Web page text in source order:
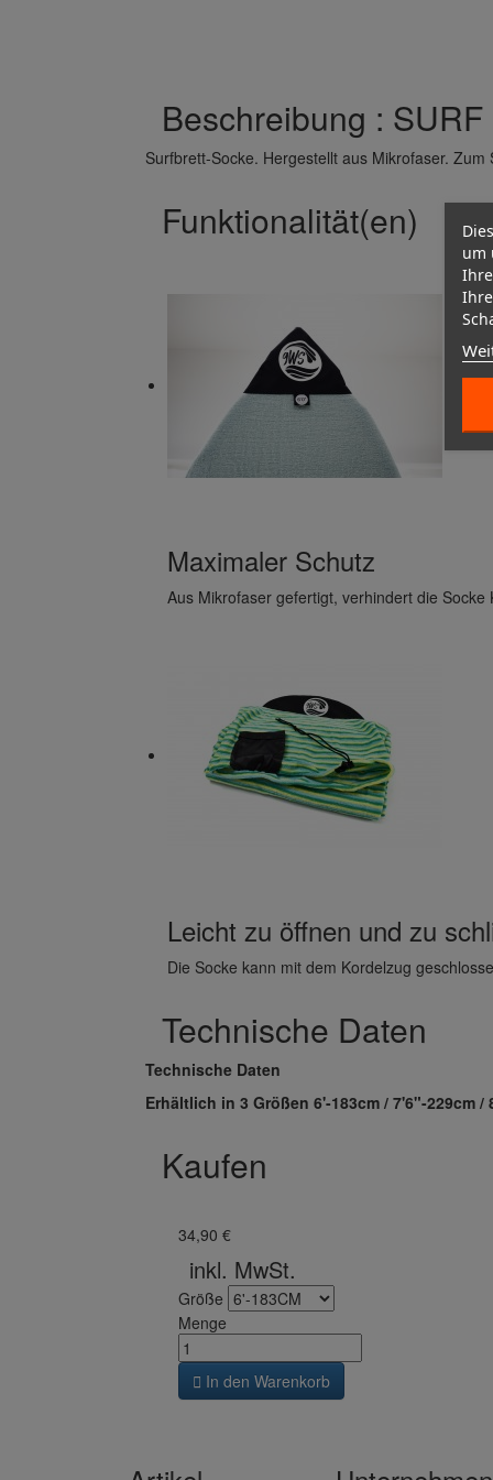
Beschreibung :
Surfbrett-Socke. Hergestellt aus Mikrofaser.
Funktionalität(en)
Maximaler Schutz
Aus Mikrofaser gefertigt, verhindert die
Leicht zu öffnen und zu
Die Socke kann mit dem Kordelzug
Technische Daten
Technische Daten
Erhältlich in 3 Größen 6'-183cm / 7'6"-229cm /
Kaufen
34,90 €
inkl. MwSt.
Größe
Menge
 In den Warenkorb
um